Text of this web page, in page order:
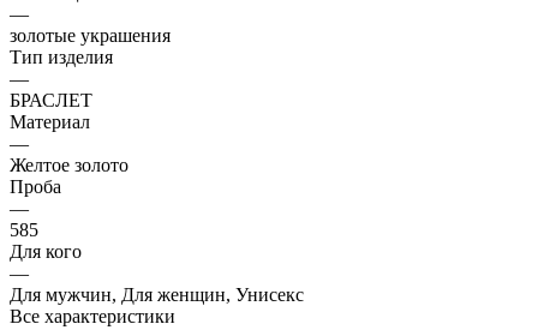
—
золотые украшения
Тип изделия
—
БРАСЛЕТ
Материал
—
Желтое золото
Проба
—
585
Для кого
—
Для мужчин, Для женщин, Унисекс
Все характеристики